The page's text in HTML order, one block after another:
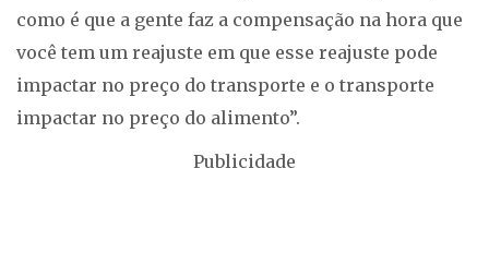
como é que a gente faz a compensação na hora que
você tem um reajuste em que esse reajuste pode
impactar no preço do transporte e o transporte
impactar no preço do alimento”.
Publicidade